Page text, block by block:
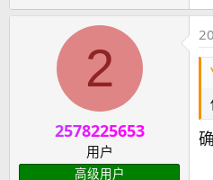
2
2578225653
用户
高级用户